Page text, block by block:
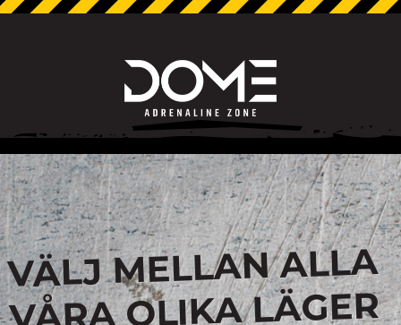
VÄLJ MELLAN ALLA
VÅRA OLIKA LÄGER